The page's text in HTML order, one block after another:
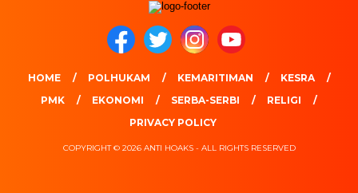
HOME POLHUKAM KEMARITIMAN
KESRA
PMK
EKONOMI SERBA-SERBI
RELIGI
PRIVACY POLICY
COPYRIGHT © 2026 ANTI HOAKS - ALL RIGHTS RESERVED